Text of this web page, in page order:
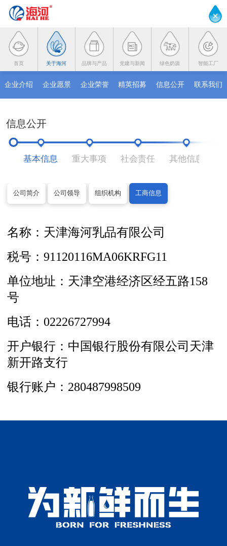
首页 关于海河
企业介绍 企业愿景 企业荣誉 精英招募 信息公开 联系我们
品牌与产品 党建与新闻 绿色奶源 智能工厂
信息公开
基本信息 重大事项 社会责任 其他信息
公司简介 公司领导 组织机构 工商信息
名称：天津海河乳品有限公司
税号：91120116MA06KRFG11
单位地址：天津空港经济区经五路158
号
电话：02226727994
开户银行：中国银行股份有限公司天津
新开路支行
银行账户：280487998509